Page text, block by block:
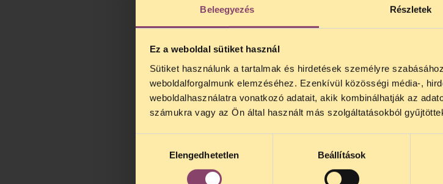
Beleegyezés Részletek
Ez a weboldal sütiket használ
Sütiket használunk a tartalmak és hirdetések személyre
weboldalforgalmunk elemzéséhez. Ezenkívül közösségi média-,
weboldalhasználatra vonatkozó adatait, akik kombinálhatják az
számukra vagy az Ön által használt más szolgáltatásokból
kiválasztásaElengedhetetlen Beállítások
TELEFONOS JOGSEGÉLY
Kedves érdeklődő, Tájékoztatjuk, hogy
augusztus 24 között szünetel
. Az első
kedden, 13 és 15 óra között lesz
alatt is elér minket.